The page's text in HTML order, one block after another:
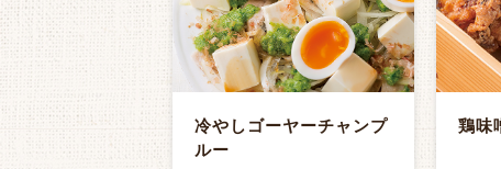
冷やしゴーヤーチャンプ
ルー
鶏味